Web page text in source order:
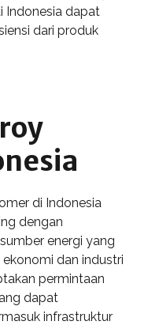
Indonesia dapat
dari produk
di Indonesia
dengan
energi yang
dan industri
permintaan
dapat
infrastruktur